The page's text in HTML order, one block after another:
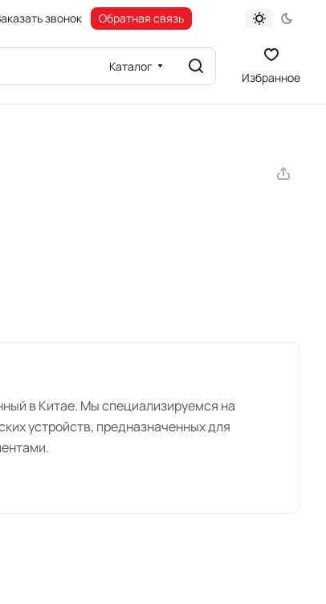
звонок Обратная связь
Каталог
Избранное
в Китае. Мы специализируемся на
устройств, предназначенных для